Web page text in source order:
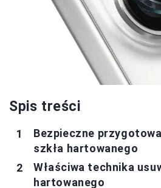
Spis treści
Bezpieczne
szkła hartowanego
Właściwa technika
hartowanego